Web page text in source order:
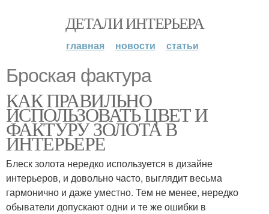
ДЕТАЛИ ИНТЕРЬЕРА
главная новости статьи
Броская фактура
КАК ПРАВИЛЬНО
ИСПОЛЬЗОВАТЬ ЦВЕТ И
ФАКТУРУ ЗОЛОТА В
ИНТЕРЬЕРЕ
Блеск золота нередко используется в дизайне
интерьеров, и довольно часто, выглядит весьма
гармонично и даже уместно. Тем не менее, нередко
обыватели допускают одни и те же ошибки в